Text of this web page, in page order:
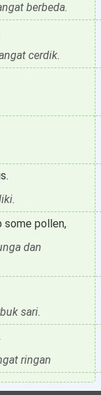
berbeda.
cerdik.
some pollen,
dan
sari.
ringan